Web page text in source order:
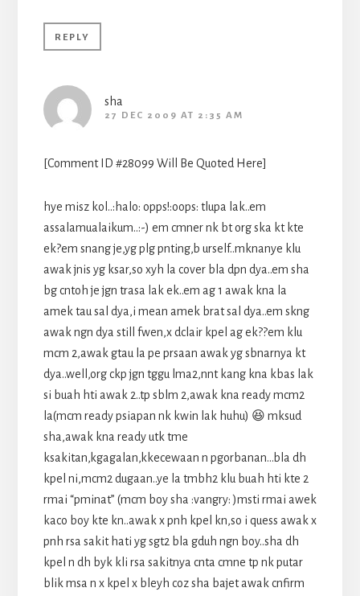
REPLY
sha
27 DEC 2009 AT 2:35 AM
[Comment ID #28099 Will Be Quoted Here]
hye misz kol..:halo: opps!:oops: tlupa lak..em
assalamualaikum..:-) em cmner nk bt org ska kt kte
ek?em snang je,yg plg pnting,b urself..mknanye klu
awak jnis yg ksar,so xyh la cover bla dpn dya..em sha
bg cntoh je jgn trasa lak ek..em ag 1 awak kna la
amek tau sal dya,i mean amek brat sal dya..em skng
awak ngn dya still fwen,x dclair kpel ag ek??em klu
mcm 2,awak gtau la pe prsaan awak yg sbnarnya kt
dya..well,org ckp jgn tggu lma2,nnt kang kna kbas lak
si buah hti awak 2..tp sblm 2,awak kna ready mcm2
la(mcm ready psiapan nk kwin lak huhu) 😆 mksud
sha,awak kna ready utk tme
ksakitan,kgagalan,kkecewaan n pgorbanan…bla dh
kpel ni,mcm2 dugaan..ye la tmbh2 klu buah hti kte 2
rmai “pminat” (mcm boy sha :vangry: )msti rmai awek
kaco boy kte kn..awak x pnh kpel kn,so i quess awak x
pnh rsa sakit hati yg sgt2 bla gduh ngn boy..sha dh
kpel n dh byk kli rsa sakitnya cnta cmne tp nk putar
blik msa n x kpel x bleyh coz sha bajet awak cnfirm